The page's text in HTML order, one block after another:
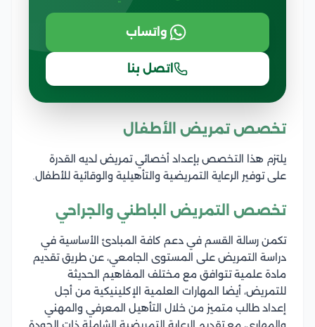
واتساب
اتصل بنا
تخصص تمريض الأطفال
يلتزم هذا التخصص بإعداد أخصائي تمريض لديه القدرة
على توفير الرعاية التمريضية والتأهيلية والوقائية للأطفال.
تخصص التمريض الباطني والجراحي
تكمن رسالة القسم في دعم كافة المبادئ الأساسية في
دراسة التمريض على المستوى الجامعي، عن طريق تقديم
مادة علمية تتوافق مع مختلف المفاهيم الحديثة
للتمريض، أيضا المهارات العلمية الإكلينيكية من أجل
إعداد طالب متميز من خلال التأهيل المعرفي والمهني